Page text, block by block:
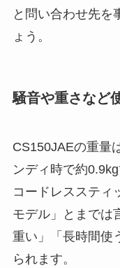
と問い合わせ先を
ょう。
騒音や重さなど
CS150JAEの重量
ンディ時で約0.9kg
コードレススティ
モデル」とまでは
重い」「長時間使
られます。